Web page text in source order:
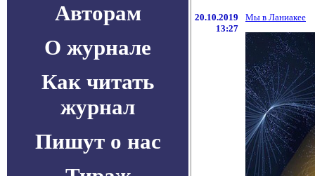
Авторам
О журнале
Как читать
журнал
Пишут о нас
20.10.2019
13:27
Мы в Ланиакее